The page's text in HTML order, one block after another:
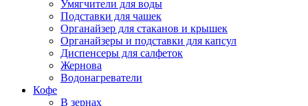
Умягчители для воды
Подставки для чашек
Органайзер для стаканов и крышек
Органайзеры и подставки для капсул
Диспенсеры для салфеток
Жернова
Водонагреватели
Кофе
В зернах